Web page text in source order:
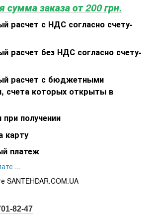
заказа от 200 грн.
расчет с НДС согласно счету-
расчет без НДС согласно счету-
расчет с бюджетными
счета которых открыты в
получении
карту
платеж
...
82-47